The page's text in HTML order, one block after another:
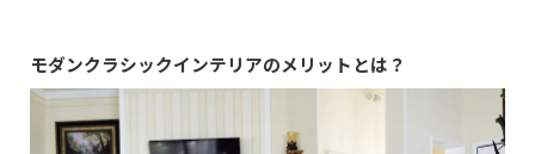
モダンクラシックインテリアのメリットとは？